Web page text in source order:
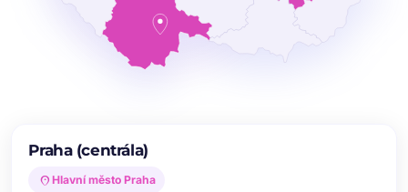
Praha (centrála)
location_on Hlavní město Praha